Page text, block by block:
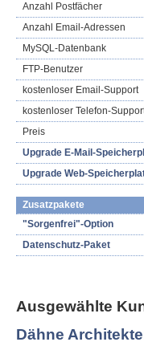
Anzahl Postfächer
Anzahl Email-Adressen
MySQL-Datenbank
FTP-Benutzer
kostenloser Email-Support
kostenloser Telefon-
Preis
Upgrade E-Mail-
Upgrade Web-
Zusatzpakete
"Sorgenfrei"-Option
Datenschutz-Paket
Ausgewählte
Dähne